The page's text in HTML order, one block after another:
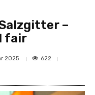
–
fair
2025 622